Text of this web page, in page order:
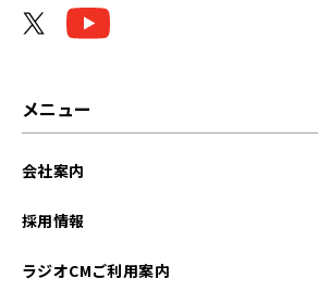
メニュー
会社案内
採用情報
ラジオCMご利用案内